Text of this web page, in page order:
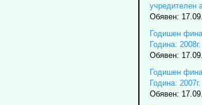
учредителен
Обявен:
Годишен
Година: 2008г.
Обявен:
Годишен
Година: 2007г.
Обявен: